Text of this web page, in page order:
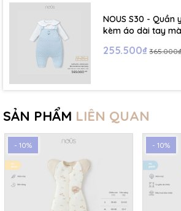
NOUS S30 - Quần
kèm áo dài tay
255.500₫
SẢN PHẨM LIÊN QUAN
- 10% - 10%